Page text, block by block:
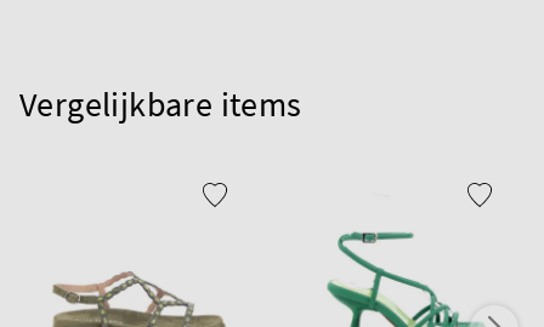
Vergelijkbare items